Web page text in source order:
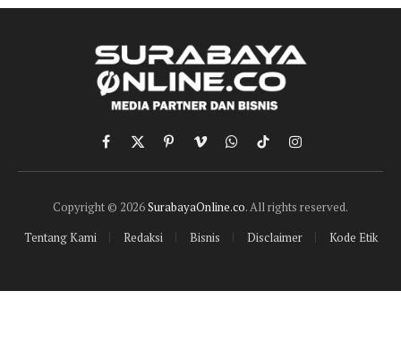
Facebook
X
(Twitter)
PinterestVimeoWhatsApp
TikTokInstagram
Copyright © 2026SurabayaOnline.co. All rights reserved.
Tentang Kami
Redaksi Bisnis Disclaimer Kode Etik